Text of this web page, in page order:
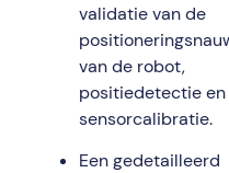
validatie van de
van de robot,
positiedetectie en
sensorcalibratie.
Een gedetailleerd